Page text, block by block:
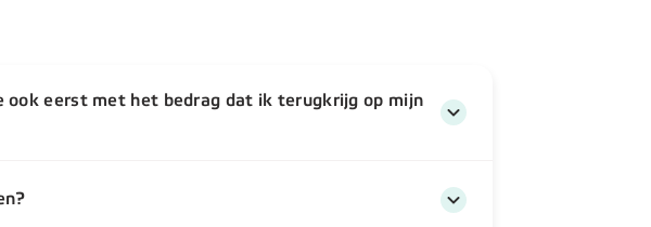
ook eerst met het bedrag dat ik terugkrijg op mijn